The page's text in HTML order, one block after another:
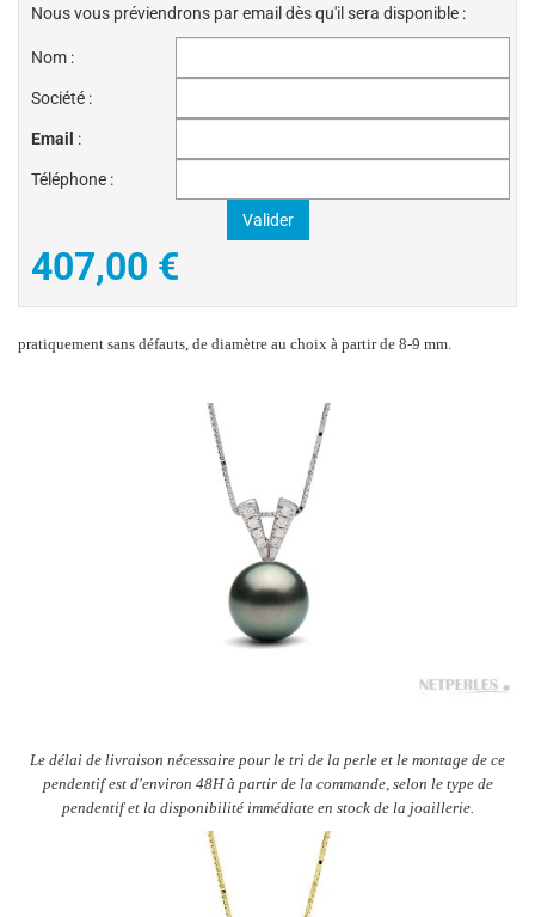
Nous vous préviendrons par email dès qu'il sera disponible :
Nom :
Société :
Email :
Téléphone :
407,00 €
pratiquement sans défauts, de diamètre au choix à partir de 8-9 mm.
Le délai de livraison nécessaire pour le tri de la perle et le montage de ce
pendentif est d'environ 48H à partir de la commande, selon le type de
pendentif et la disponibilité immédiate en stock de la joaillerie.